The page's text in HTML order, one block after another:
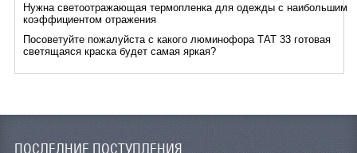
Нужна светоотражающая термопленка для одежды с наибольшим
коэффициентом отражения
Посоветуйте пожалуйста с какого люминофора ТАТ 33 готовая
светящаяся краска будет самая яркая?
ПОСЛЕДНИЕ ПОСТУПЛЕНИЯ